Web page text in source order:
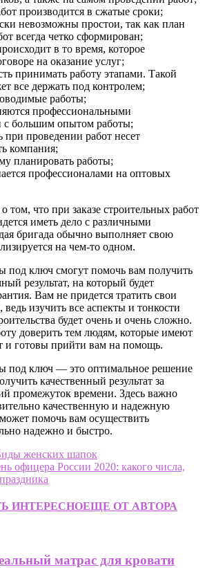
производится в сжатые сроки;
невозможны простои, так как план
всегда четко сформирован;
в то время, которое
на оказание услуг;
принимать работу этапами. Такой
все держать под контролем;
работы;
профессиональными
с большим опытом работы;
при проведении работ несет
компания;
планировать работы;
профессионалами на оптовых
том, что при заказе строительных работ
иметь дело с различными
бригада обычно выполняет свою
на чем-то одном.
под ключ смогут помочь вам получить
результат, на который будет
Вам не придется тратить свои
изучить все аспекты и тонкости
будет очень и очень сложно.
доверить тем людям, которые имеют
и готовы прийти вам на помощь.
под ключ — это оптимальное решение
качественный результат за
промежуток времени. Здесь важно
качественную и надежную
помочь вам осуществить
надежно и быстро.
женских шапок
офицера России 2020: какого числа,
ИНТЕРЕСНОЕЩЕ ОТ АВТОРА
матрас для кровати